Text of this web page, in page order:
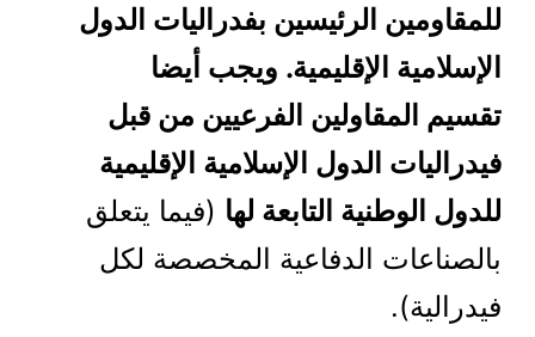
للمقاومين الرئيسين بفدراليات الدول
الإسلامية الإقليمية. ويجب أيضا
تقسيم المقاولين الفرعيين من قبل
فيدراليات الدول الإسلامية الإقليمية
للدول الوطنية التابعة لها (فيما يتعلق
بالصناعات الدفاعية المخصصة لكل
فيدرالية).